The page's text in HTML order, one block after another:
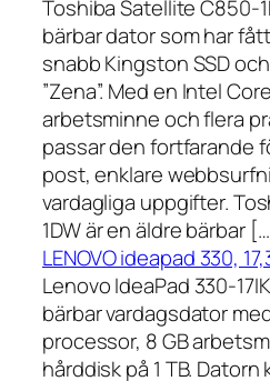
Toshiba Satellite C850-
bärbar dator som har
snabb Kingston SSD
”Zena”. Med en Intel
arbetsminne och flera
passar den fortfarande
post, enklare
vardagliga uppgifter.
1DW är en äldre bärbar
LENOVO ideapad 330,
Lenovo IdeaPad 330-
bärbar vardagsdator
processor, 8 GB
hårddisk på 1 TB.